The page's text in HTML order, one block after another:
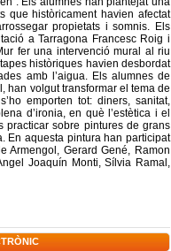
que històricament havien afectat
propietats i somnis. Els
a Tarragona Francesc Roig i
fer una intervenció mural al riu
històriques havien desbordat
amb l’aigua. Els alumnes de
han volgut transformar el tema de
emporten tot: diners, sanitat,
d’ironia, en què l’estètica i el
practicar sobre pintures de grans
En aquesta pintura han participat
Armengol, Gerard Gené, Ramon
Joaquín Monti, Sílvia Ramal,